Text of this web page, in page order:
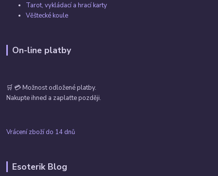
Tarot, vykládací a hrací karty
Věštecké koule
On-line platby
🛒 💳 Možnost odložené platby.
Nakupte ihned a zaplaťte později.
Vrácení zboží do 14 dnů
Esoterik Blog